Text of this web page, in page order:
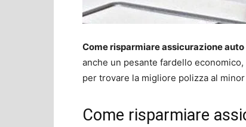
Come risparmiare assicurazione auto
anche un pesante fardello
per trovare la migliore polizza al
Come risparmiare